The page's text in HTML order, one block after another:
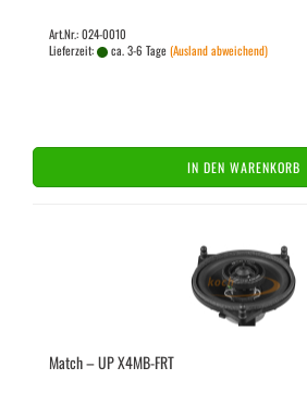
Art.Nr.: 024-0010
Lieferzeit:
ca. 3-6 Tage(Ausland abweichend)
IN DEN WARENKORB
Match – UP X4MB-​FRT